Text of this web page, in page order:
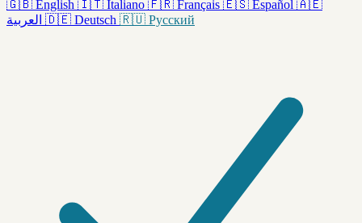
🇬🇧 English 🇮🇹 Italiano 🇫🇷 Français 🇪🇸 Español 🇦🇪
العربية 🇩🇪 Deutsch 🇷🇺 Русский